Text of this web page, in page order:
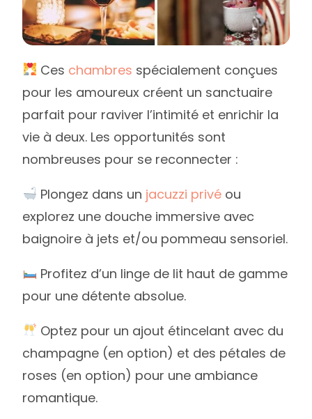
Ces chambres spécialement conçues
pour les amoureux créent un sanctuaire
parfait pour raviver l’intimité et enrichir la
vie à deux. Les opportunités sont
nombreuses pour se reconnecter :
Plongez dans un jacuzzi privéou
explorez une douche immersive avec
baignoire à jets et/ou pommeau sensoriel.
Profitez d’un linge de lit haut de gamme
pour une détente absolue.
Optez pour un ajout étincelant avec du
champagne (en option) et des pétales de
roses (en option) pour une ambiance
romantique.